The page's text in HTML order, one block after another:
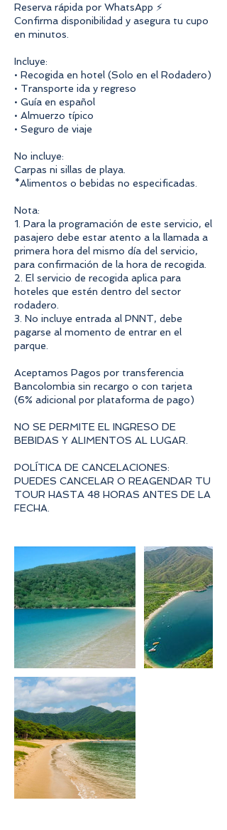
Reserva rápida por WhatsApp ⚡
Confirma disponibilidad y asegura tu cupo
en minutos.
Incluye:
• Recogida en hotel (Solo en el Rodadero)
• Transporte ida y regreso
• Guía en español
• Almuerzo típico
• Seguro de viaje
No incluye:
Carpas ni sillas de playa.
*Alimentos o bebidas no especificadas.
Nota:
1. Para la programación de este servicio, el
pasajero debe estar atento a la llamada a
primera hora del mismo día del servicio,
para confirmación de la hora de recogida.
2. El servicio de recogida aplica para
hoteles que estén dentro del sector
rodadero.
3. No incluye entrada al PNNT, debe
pagarse al momento de entrar en el
parque.
Aceptamos Pagos por transferencia
Bancolombia sin recargo o con tarjeta
(6% adicional por plataforma de pago)
NO SE PERMITE EL INGRESO DE
BEBIDAS Y ALIMENTOS AL LUGAR.
POLÍTICA DE CANCELACIONES:
PUEDES CANCELAR O REAGENDAR TU
TOUR HASTA 48 HORAS ANTES DE LA